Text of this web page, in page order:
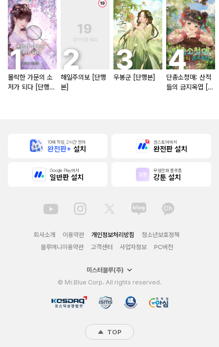
몰락한 가문의 소
저가 되다 [단행
해일주의보 [단행
본]
우봉군 [단행본]
단총소청매: 산적
들의 금지옥엽 [단
10배 적립, 2시간 먼저
완전판+ 설치
원스토어에서
완전판 설치
Google Play에서
일반판 설치
무협만화 플랫폼
강툰 설치
회사소개 이용약관 개인정보처리방침
청소년보호정책
블루머니이용약관
고객센터 사업자정보 PC버전
미스터블루(주)
© Mr.Blue Corp. All rights reserved.
TOP